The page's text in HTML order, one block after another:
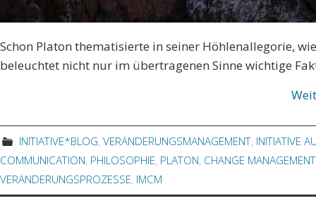
Schon Platon thematisierte in seiner Höhlenallegorie,
beleuchtet nicht nur im übertragenen Sinne wichtige
INITIATIVE*BLOG,VERÄNDERUNGSMANAGEMENT, INITIATIVE
COMMUNICATION, PHILOSOPHIE, PLATON, CHANGE MANAGEMENT
VERÄNDERUNGSPROZESSE, IMCM